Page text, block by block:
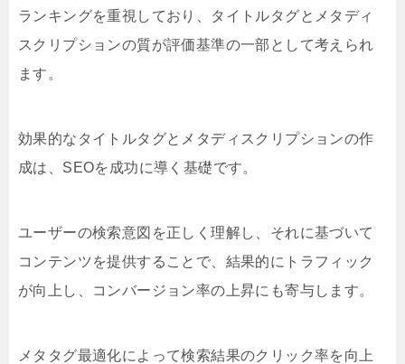
ランキングを重視しており、タイトルタグとメタディ
スクリプションの質が評価基準の一部として考えられ
ます。
効果的なタイトルタグとメタディスクリプションの作
成は、SEOを成功に導く基礎です。
ユーザーの検索意図を正しく理解し、それに基づいて
コンテンツを提供することで、結果的にトラフィック
が向上し、コンバージョン率の上昇にも寄与します。
メタタグ最適化によって検索結果のクリック率を向上